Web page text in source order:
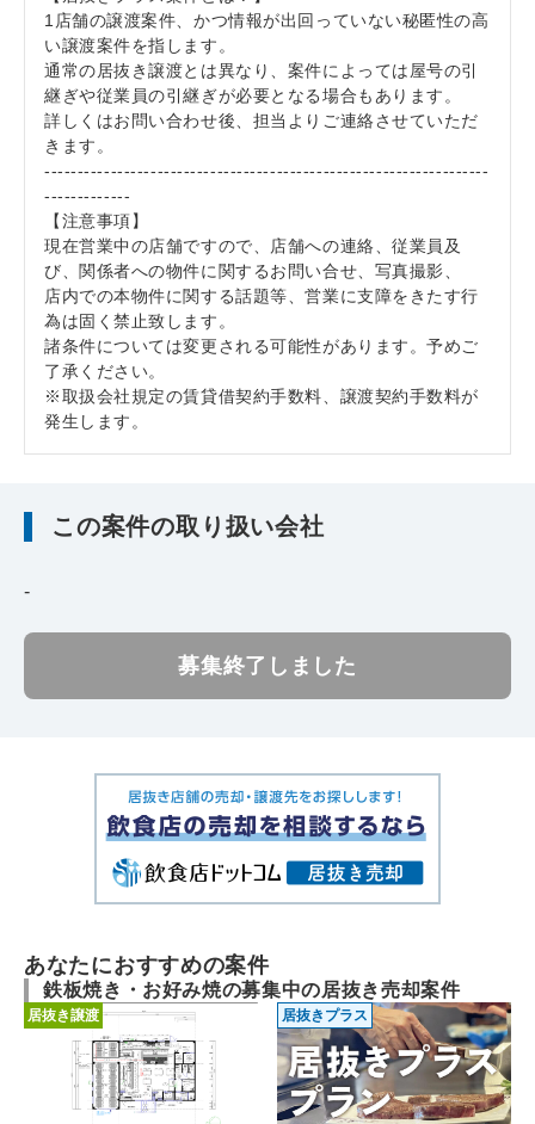
1店舗の譲渡案件、かつ情報が出回っていない秘匿性の高
い譲渡案件を指します。
通常の居抜き譲渡とは異なり、案件によっては屋号の引
継ぎや従業員の引継ぎが必要となる場合もあります。
詳しくはお問い合わせ後、担当よりご連絡させていただ
きます。
-------------------------------------------------------------------
-------------
【注意事項】
現在営業中の店舗ですので、店舗への連絡、従業員及
び、関係者への物件に関するお問い合せ、写真撮影、
店内での本物件に関する話題等、営業に支障をきたす行
為は固く禁止致します。
諸条件については変更される可能性があります。予めご
了承ください。
※取扱会社規定の賃貸借契約手数料、譲渡契約手数料が
発生します。
この案件の取り扱い会社
-
募集終了しました
あなたにおすすめの案件
鉄板焼き・お好み焼の募集中の居抜き売却案件
居抜き譲渡 居抜きプラス